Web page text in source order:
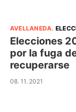
AVELLANEDA.
Elecciones
por la fuga
recuperarse
08. 11. 2021